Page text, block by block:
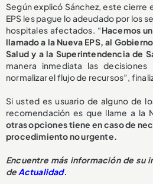
Según explicó Sánchez, este cierre
EPS les pague lo adeudado por los
hospitales afectados. “Hacemos
llamado a la Nueva EPS, al
Salud y a la Superintendencia de
manera inmediata las
normalizar el flujo de recursos”,
Si usted es usuario de alguno de
recomendación es que llame a la
otras opciones tiene en caso de
procedimiento no urgente.
Encuentre más información de su
deActualidad.